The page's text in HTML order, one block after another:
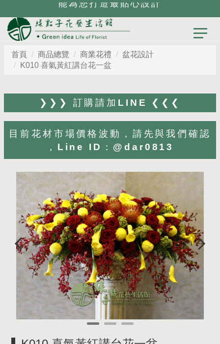
首頁 商品總覽 商業花禮
盆花設計
K010 喜氣黃紅講台花一盆
❯❯❯ 訂購請加LINE ❮❮❮
目前花材市場價格波動，請先與我們確認
，Line ID：@dar0813